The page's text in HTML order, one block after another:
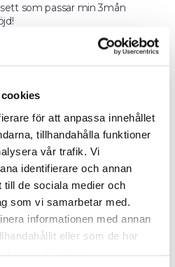
för att anpassa innehållet
tillhandahålla funktioner
vår trafik. Vi
identifierare och annan
till de sociala medier och
som vi samarbetar med.
informationen med annan
eller som de har
som passar min 3mån
Lagom stor i storlek och
perfekt på min dotter